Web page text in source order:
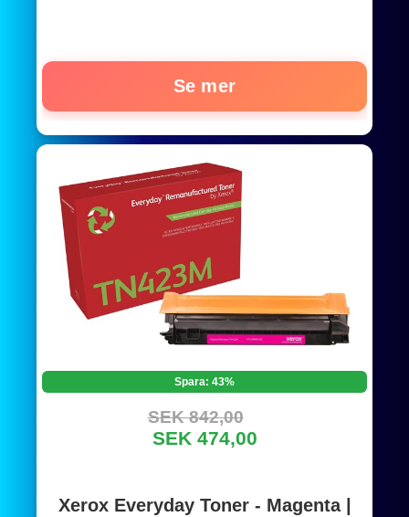
Se mer
Spara: 43%
SEK 842,00
SEK 474,00
Xerox Everyday Toner - Magenta |